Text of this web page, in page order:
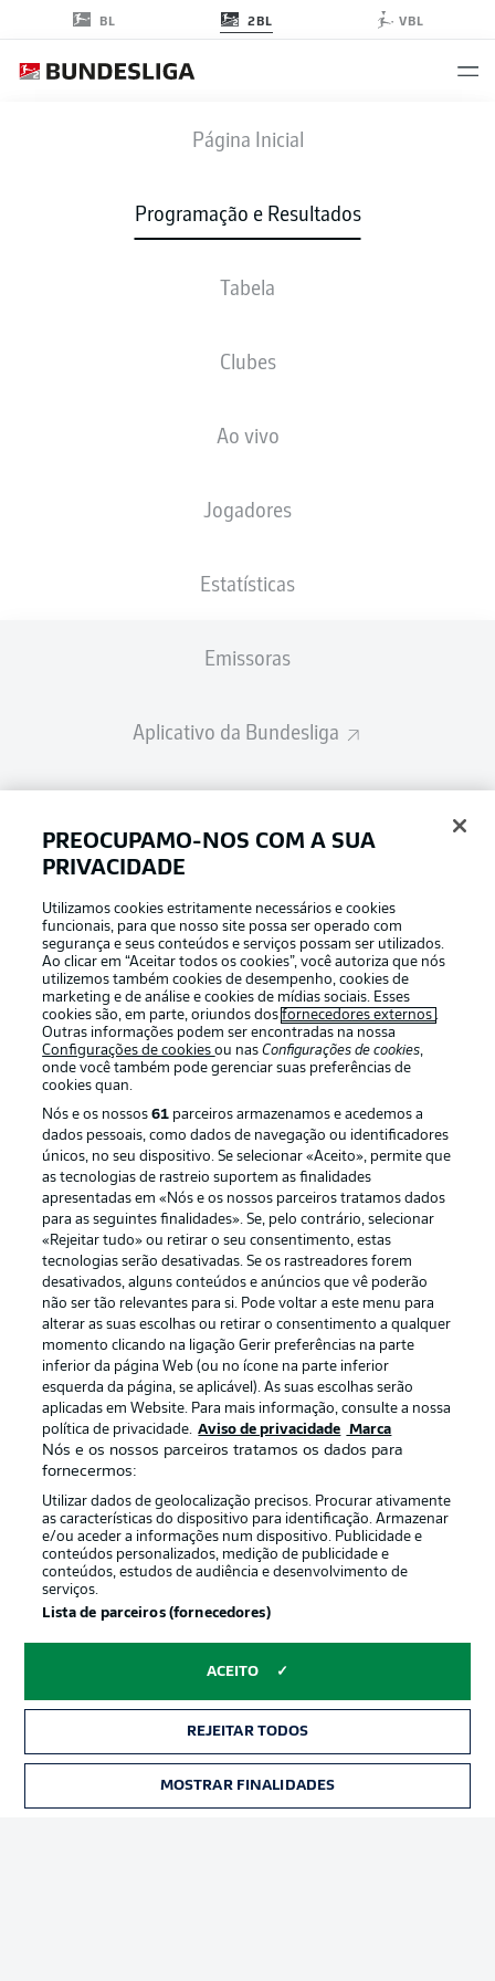
BL 2BL VBL
Página Inicial
Programação e Resultados
Tabela
Clubes
Ao vivo
Jogadores
Estatísticas
Emissoras
Aplicativo da Bundesliga
BUNDESLIGA-GROUP
Escolha seu idioma
Português Modo de visualização
Login
EBS FCK
2 0
ESCALAÇÕES
Football as it’s meant to be
APLICATIVO DA BUNDESLIGA
Oferecido por
Avisos legais
Gerir preferências Aviso de privacidade
PREOCUPAMO-NOS COM A SUA
PRIVACIDADE
Utilizamos cookies estritamente necessários e cookies
funcionais, para que nosso site possa ser operado com
segurança e seus conteúdos e serviços possam ser utilizados.
Ao clicar em “Aceitar todos os cookies”, você autoriza que nós
utilizemos também cookies de desempenho, cookies de
marketing e de análise e cookies de mídias sociais. Esses
cookies são, em parte, oriundos dosfornecedores externos .
Outras informações podem ser encontradas na nossa
Configurações de cookiesou nasConfigurações de cookies,
onde você também pode gerenciar suas preferências de
cookies quan.
Nós e os nossos61 parceiros armazenamos e acedemos a
dados pessoais, como dados de navegação ou identificadores
únicos, no seu dispositivo. Se selecionar «Aceito», permite que
as tecnologias de rastreio suportem as finalidades
apresentadas em «Nós e os nossos parceiros tratamos dados
para as seguintes finalidades». Se, pelo contrário, selecionar
«Rejeitar tudo» ou retirar o seu consentimento, estas
tecnologias serão desativadas. Se os rastreadores forem
desativados, alguns conteúdos e anúncios que vê poderão
não ser tão relevantes para si. Pode voltar a este menu para
alterar as suas escolhas ou retirar o consentimento a qualquer
momento clicando na ligação Gerir preferências na parte
inferior da página Web (ou no ícone na parte inferior
esquerda da página, se aplicável). As suas escolhas serão
aplicadas em Website. Para mais informação, consulte a nossa
política de privacidade. Aviso de privacidade Marca
Nós e os nossos parceiros tratamos os dados para
fornecermos:
Utilizar dados de geolocalização precisos. Procurar ativamente
as características do dispositivo para identificação. Armazenar
e/ou aceder a informações num dispositivo. Publicidade e
conteúdos personalizados, medição de publicidade e
conteúdos, estudos de audiência e desenvolvimento de
serviços.
Lista de parceiros (fornecedores)
ACEITO
REJEITAR TODOS
MOSTRAR FINALIDADES